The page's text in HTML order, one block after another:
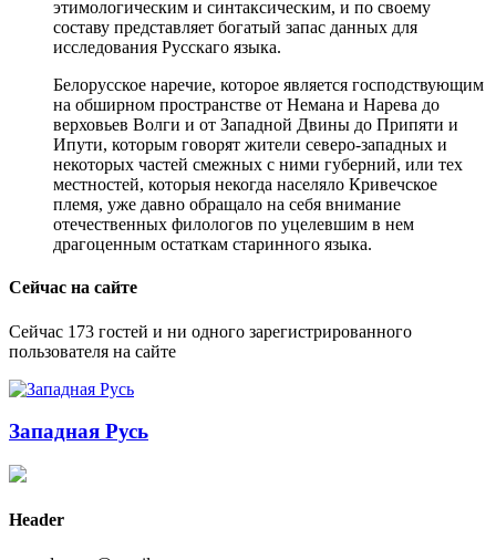
этимологическим и синтаксическим, и по своему
составу представляет богатый запас данных для
исследования Русскаго языка.
Белорусское наречие, которое является господствующим
на обширном пространстве от Немана и Нарева до
верховьев Волги и от Западной Двины до Припяти и
Ипути, которым говорят жители северо-западных и
некоторых частей смежных с ними губерний, или тех
местностей, которыя некогда населяло Кривечское
племя, уже давно обращало на себя внимание
отечественных филологов по уцелевшим в нем
драгоценным остаткам старинного языка.
Сейчас на сайте
Сейчас 173 гостей и ни одного зарегистрированного
пользователя на сайте
Западная Русь
Header